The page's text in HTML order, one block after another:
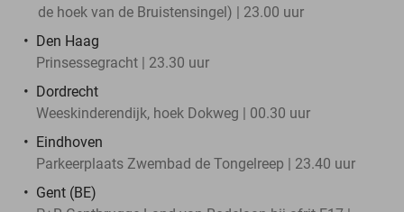
de hoek van de Bruistensingel) | 23.00 uur
Den Haag
Prinsessegracht | 23.30 uur
Dordrecht
Weeskinderendijk, hoek Dokweg | 00.30 uur
Eindhoven
Parkeerplaats Zwembad de Tongelreep | 23.40 uur
Gent (BE)